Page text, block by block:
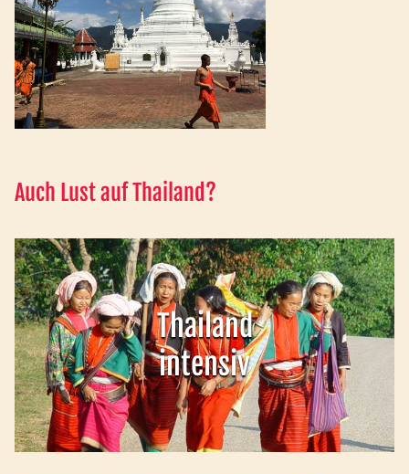
Auch Lust auf Thailand?
Thailand
intensiv